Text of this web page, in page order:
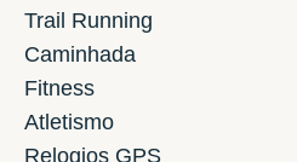
Trail Running
Caminhada
Fitness
Atletismo
Relogios GPS